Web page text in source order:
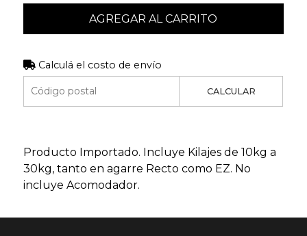
AGREGAR AL CARRITO
Calculá el costo de envío
CALCULAR
Producto Importado. Incluye Kilajes de 10kg a
30kg, tanto en agarre Recto como EZ. No
incluye Acomodador.